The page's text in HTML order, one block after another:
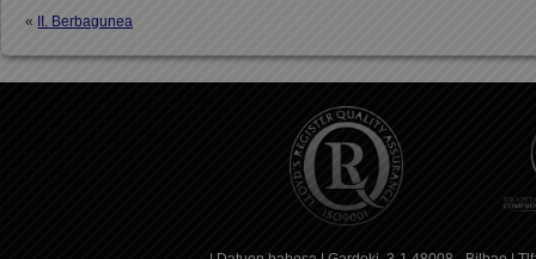
« II. Berbagunea